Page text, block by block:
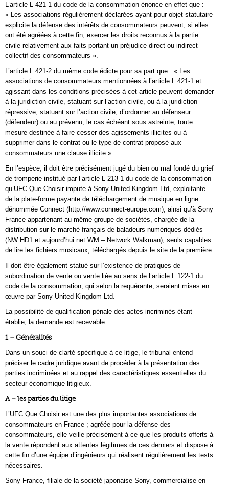
L’article L 421-1 du code de la consommation énonce en effet que :
« Les associations régulièrement déclarées ayant pour objet statutaire
explicite la défense des intérêts de consommateurs peuvent, si elles
ont été agréées à cette fin, exercer les droits reconnus à la partie
civile relativement aux faits portant un préjudice direct ou indirect
collectif des consommateurs ».
L’article L 421-2 du même code édicte pour sa part que : « Les
associations de consommateurs mentionnées à l’article L 421-1 et
agissant dans les conditions précisées à cet article peuvent demander
à la juridiction civile, statuant sur l’action civile, ou à la juridiction
répressive, statuant sur l’action civile, d’ordonner au défenseur
(défendeur) ou au prévenu, le cas échéant sous astreinte, toute
mesure destinée à faire cesser des agissements illicites ou à
supprimer dans le contrat ou le type de contrat proposé aux
consommateurs une clause illicite ».
En l’espèce, il doit être précisément jugé du bien ou mal fondé du grief
de tromperie institué par l’article L 213-1 du code de la consommation
qu’UFC Que Choisir impute à Sony United Kingdom Ltd, exploitante
de la plate-forme payante de téléchargement de musique en ligne
dénommée Connect (http://www.connect-europe.com), ainsi qu’à Sony
France appartenant au même groupe de sociétés, chargée de la
distribution sur le marché français de baladeurs numériques dédiés
(NW HD1 et aujourd’hui net WM – Network Walkman), seuls capables
de lire les fichiers musicaux, téléchargés depuis le site de la première.
Il doit être également statué sur l’existence de pratiques de
subordination de vente ou vente liée au sens de l’article L 122-1 du
code de la consommation, qui selon la requérante, seraient mises en
œuvre par Sony United Kingdom Ltd.
La possibilité de qualification pénale des actes incriminés étant
établie, la demande est recevable.
1 – Généralités
Dans un souci de clarté spécifique à ce litige, le tribunal entend
préciser le cadre juridique avant de procéder à la présentation des
parties incriminées et au rappel des caractéristiques essentielles du
secteur économique litigieux.
A – les parties du litige
L’UFC Que Choisir est une des plus importantes associations de
consommateurs en France ; agréée pour la défense des
consommateurs, elle veille précisément à ce que les produits offerts à
la vente répondent aux attentes légitimes de ces derniers et dispose à
cette fin d’une équipe d’ingénieurs qui réalisent régulièrement les tests
nécessaires.
Sony France, filiale de la société japonaise Sony, commercialise en